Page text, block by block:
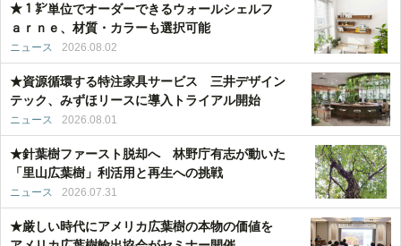
★１㌢単位でオーダーできるウォールシェルフ
ａｒｎｅ、材質・カラーも選択可能
ニュース 2026.08.02
★資源循環する特注家具サービス 三井デザイン
テック、みずほリースに導入トライアル開始
ニュース 2026.08.01
★針葉樹ファースト脱却へ 林野庁有志が動いた
「里山広葉樹」利活用と再生への挑戦
ニュース 2026.07.31
★厳しい時代にアメリカ広葉樹の本物の価値を